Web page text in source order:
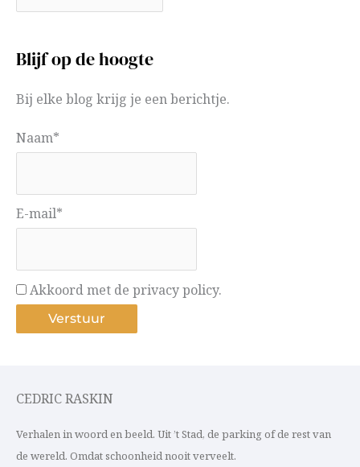
Blijf op de hoogte
Bij elke blog krijg je een berichtje.
Naam*
E-mail*
Akkoord met de privacy policy.
CEDRIC RASKIN
Verhalen in woord en beeld. Uit ’t Stad, de parking of de rest van
de wereld. Omdat schoonheid nooit verveelt.